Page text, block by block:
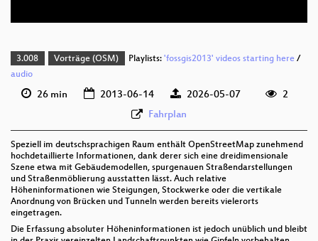
3.008 Vorträge (OSM) Playlists: 'fossgis2013' videos starting here/
audio
26 min 2013-06-14 2026-05-07
2
Fahrplan
Speziell im deutschsprachigen Raum enthält OpenStreetMap zunehmend
hochdetaillierte Informationen, dank derer sich eine dreidimensionale
Szene etwa mit Gebäudemodellen, spurgenauen Straßendarstellungen
und Straßenmöblierung ausstatten lässt. Auch relative
Höheninformationen wie Steigungen, Stockwerke oder die vertikale
Anordnung von Brücken und Tunneln werden bereits vielerorts
eingetragen.
Die Erfassung absoluter Höheninformationen ist jedoch unüblich und bleibt